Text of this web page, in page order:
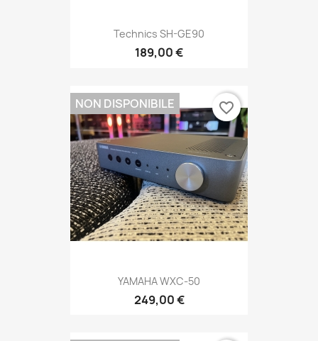
Technics SH-GE90
189,00 €
YAMAHA WXC-50
249,00 €
NON DISPONIBILE favorite_border